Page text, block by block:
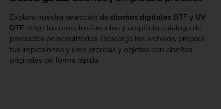
Explora nuestra selección de diseños digitales DTF y UV
DTF, elige tus modelos favoritos y amplía tu catálogo de
productos personalizados. Descarga los archivos, prepara
tus impresiones y crea prendas y objetos con diseños
originales de forma rápida.